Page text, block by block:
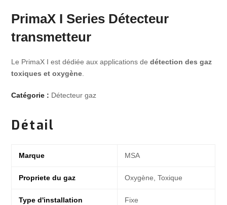
PrimaX I Series Détecteur
transmetteur
Le PrimaX I est dédiée aux applications dedétection des gaz
toxiques et oxygène
Catégorie : Détecteur gaz
Détail
Marque MSA
Propriete du gaz Oxygène, Toxique
Type d'installation Fixe